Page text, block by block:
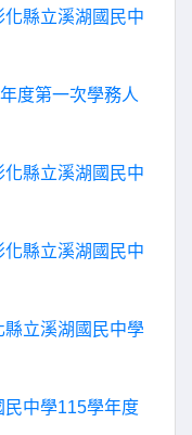
化縣立溪湖國民中
度第一次學務人
化縣立溪湖國民中
化縣立溪湖國民中
縣立溪湖國民中學
民中學115學年度